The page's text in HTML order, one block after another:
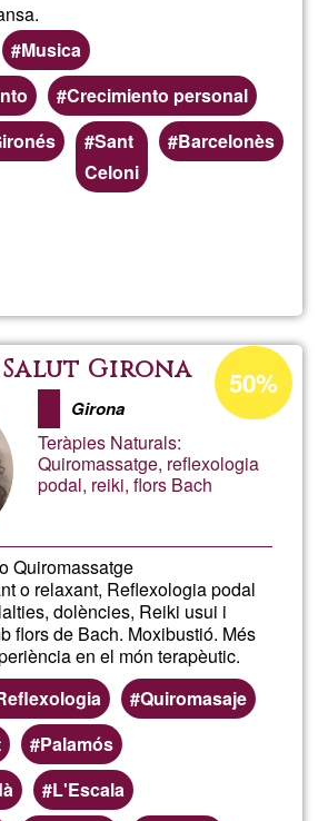
Musica
Crecimiento personal
Sant
Celoni
Barcelonès
de
ciutat
Girona
Girona
Teràpies Naturals:
Quiromassatge, reflexologia
podal, reiki, flors Bach
Quiromassatge
o relaxant, Reflexologia podal
dolències, Reiki usui i
flors de Bach. Moxibustió. Més
en el món terapèutic.
Quiromasaje
Palamós
L'Escala
Acceptance
percentage
Ğ1
50%